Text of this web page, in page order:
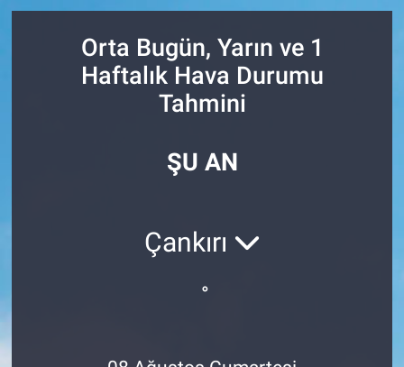
Orta Bugün, Yarın ve 1
Haftalık Hava Durumu
Tahmini
ŞU AN
Çankırı
°
Trafik Durumu
Süper Lig Puan Durumu ve Fikstür
Son Dakika Haberleri